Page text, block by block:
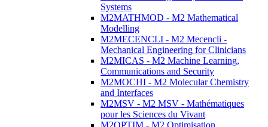
Systems
M2MATHMOD - M2 Mathematical
Modelling
M2MECENCLI - M2 Mecencli -
Mechanical Engineering for Clinicians
M2MICAS - M2 Machine Learning,
Communications and Security
M2MOCHI - M2 Molecular Chemistry
and Interfaces
M2MSV - M2 MSV - Mathématiques
pour les Sciences du Vivant
M2OPTIM - M2 Optimisation